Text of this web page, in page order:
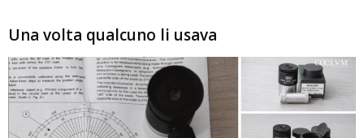
Una volta qualcuno li usava